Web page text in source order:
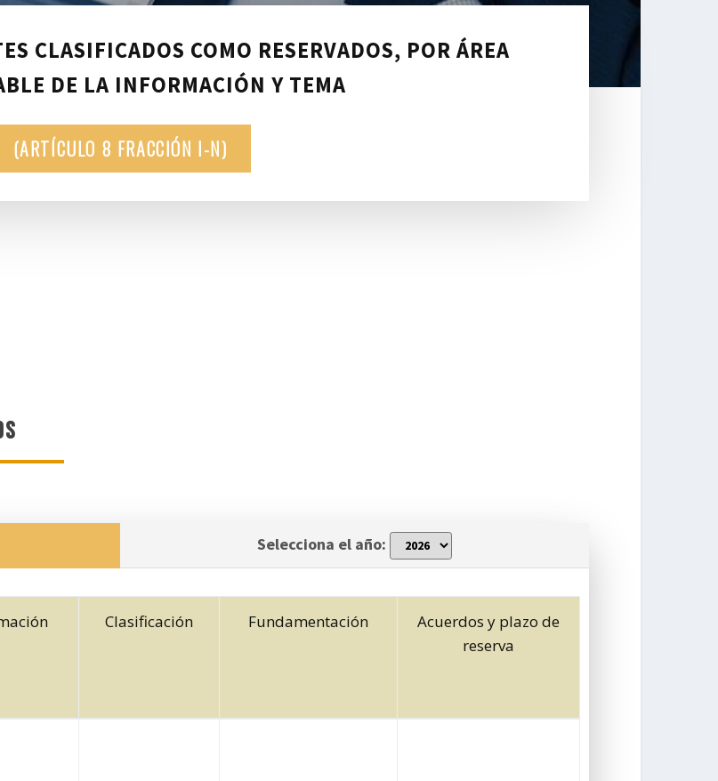
CLASIFICADOS COMO RESERVADOS, POR ÁREA
DE LA INFORMACIÓN Y TEMA
(ARTÍCULO 8 FRACCIÓN I-N)
Selecciona el año:
Clasificación Fundamentación
Acuerdos y plazo de
reserva